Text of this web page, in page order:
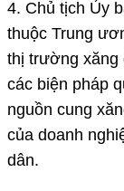
4. Chủ tịch Ủy
thuộc Trung
thị trường xăng
các biện pháp
nguồn cung
của doanh
dân.